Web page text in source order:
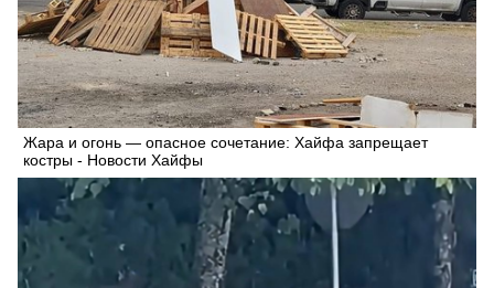
Жара и огонь — опасное сочетание: Хайфа запрещает
костры - Новости Хайфы